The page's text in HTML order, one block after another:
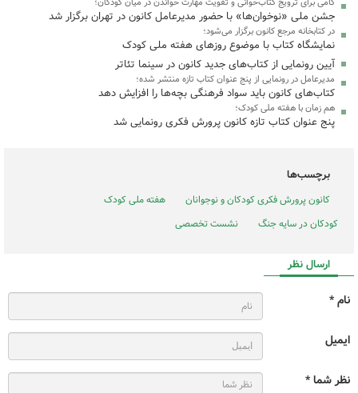
جشن ملی «نوخوان‌ها» با حضور مدیرعامل کانون در تهران برگزار شد
در کتابخانه مرجع کانون برگزار می‌شود؛
نمایشگاه کتاب با موضوع روزهای هفته ملی کودک
آیین رونمایی از کتاب‌های جدید کانون در سینما تئاتر
مدیرعامل در رونمایی از پنج عنوان کتاب تازه منتشر شده؛
کتاب‌های کانون باید سواد فرهنگی بچه‌ها را افزایش دهد
هم زمان با هفته ملی کودک؛
پنج عنوان کتاب تازه کانون پرورش فکری رونمایی شد
برچسب‌ها
کانون پرورش فکری کودکان و نوجوانان
هفته ملی کودک
کودکان در سایه جنگ
نشست تخصصی
ارسال نظر
نام *
ایمیل
نظر شما *